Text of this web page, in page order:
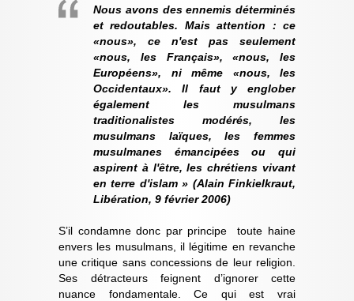
Nous avons des ennemis déterminés
et redoutables. Mais attention : ce
«nous», ce n'est pas seulement
«nous, les Français», «nous, les
Européens», ni même «nous, les
Occidentaux». Il faut y englober
également les musulmans
traditionalistes modérés, les
musulmans laïques, les femmes
musulmanes émancipées ou qui
aspirent à l'être, les chrétiens vivant
en terre d'islam » (Alain Finkielkraut,
Libération, 9 février 2006)
S’il condamne donc par principe toute haine
envers les musulmans, il légitime en revanche
une critique sans concessions de leur religion.
Ses détracteurs feignent d’ignorer cette
nuance fondamentale. Ce qui est vrai